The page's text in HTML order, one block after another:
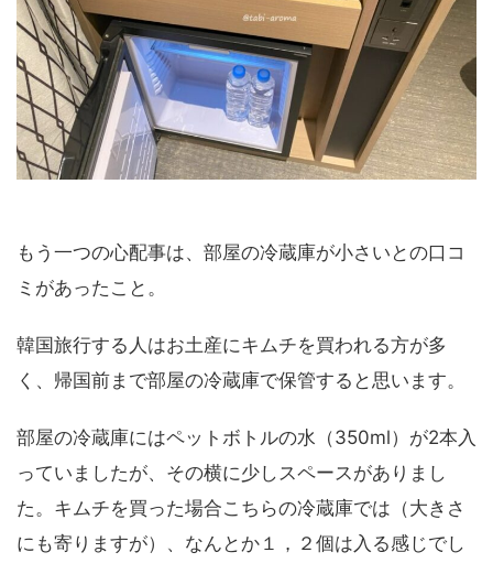
もう一つの心配事は、部屋の冷蔵庫が小さいとの口コ
ミがあったこと。
韓国旅行する人はお土産にキムチを買われる方が多
く、帰国前まで部屋の冷蔵庫で保管すると思います。
部屋の冷蔵庫にはペットボトルの水（350ml）が2本入
っていましたが、その横に少しスペースがありまし
た。キムチを買った場合こちらの冷蔵庫では（大きさ
にも寄りますが）、なんとか１，２個は入る感じでし